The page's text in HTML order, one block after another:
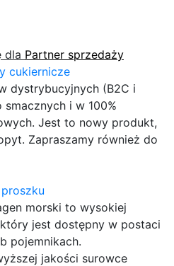
dla Partner sprzedaży
cukiernicze
dystrybucyjnych (B2C i
i w 100%
Jest to nowy produkt,
Zapraszamy również do
morski to wysokiej
jest dostępny w postaci
pojemnikach.
jakości surowce